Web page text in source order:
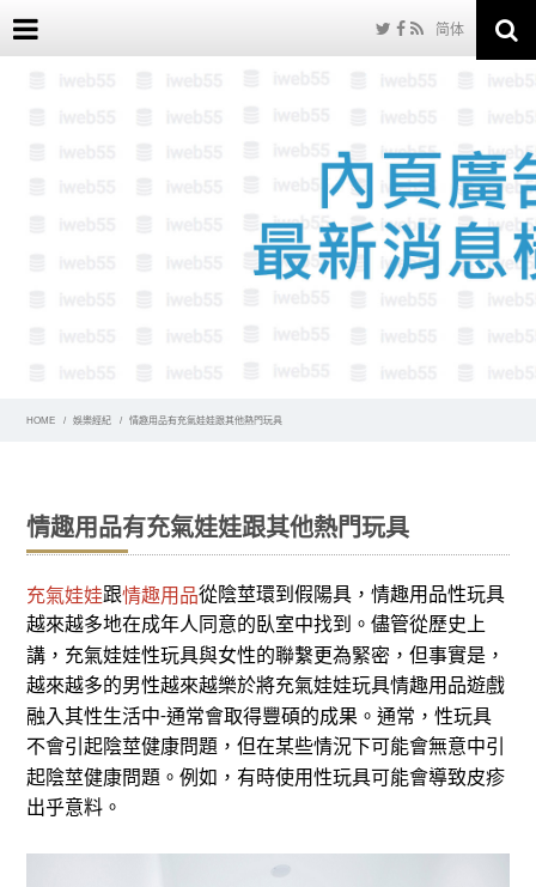
简体
HOME 娛樂經紀 情趣用品有充氣娃娃跟其他熱門玩具
情趣用品有充氣娃娃跟其他熱門玩具
充氣娃娃跟情趣用品從陰莖環到假陽具，情趣用品性玩具
越來越多地在成年人同意的臥室中找到。儘管從歷史上
講，充氣娃娃性玩具與女性的聯繫更為緊密，但事實是，
越來越多的男性越來越樂於將充氣娃娃玩具情趣用品遊戲
融入其性生活中-通常會取得豐碩的成果。通常，性玩具
不會引起陰莖健康問題，但在某些情況下可能會無意中引
起陰莖健康問題。例如，有時使用性玩具可能會導致皮疹
出乎意料。